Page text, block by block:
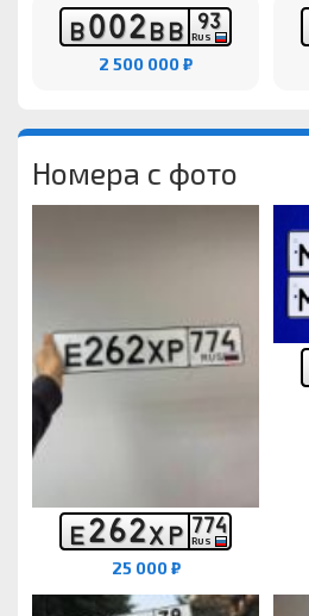
В002ВВ 93
RUS
2 500 000 ₽
Номера с фото
Е262ХР 774
RUS
25 000 ₽